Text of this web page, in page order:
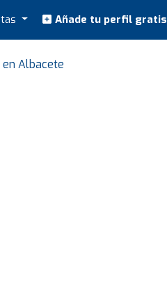
Añade tu perfil gratis
Albacete